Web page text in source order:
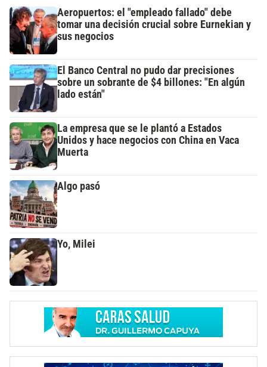
Aeropuertos: el "empleado fallado" debe
tomar una decisión crucial sobre Eurnekian y
sus negocios
El Banco Central no pudo dar precisiones
sobre un sobrante de $4 billones: "En algún
lado están"
La empresa que se le plantó a Estados
Unidos y hace negocios con China en Vaca
Muerta
Algo pasó
Yo, Milei